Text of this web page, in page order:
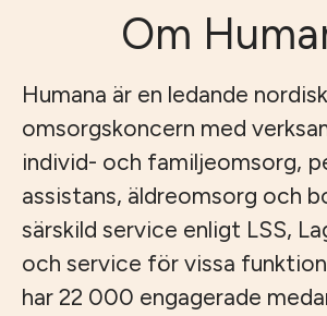
Om
Humana är en ledande nordisk
omsorgskoncern med
individ- och familjeomsorg,
assistans, äldreomsorg och
särskild service enligt LSS,
och service för vissa
har 22 000 engagerade